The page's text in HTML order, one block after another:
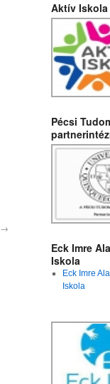
→
Aktív Iskola
Pécsi
Eck Imre
Iskola
Eck Imre
Iskola